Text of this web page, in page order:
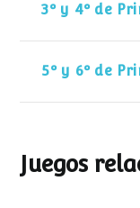
3º y 4º de
5º y 6º de
Juegos